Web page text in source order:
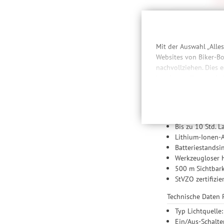
Mit der Auswahl
Websites von Biker-
nachvollziehen. Dies
bereitzustellen
der Einbindung von
Nutzung unserer
Einstellungen
Die Optik der LS
die schlanke und
Bis zu 10 Std.
Lithium-Ionen-
Werkzeugloser
500 m
StVZO
Technische Daten
Typ Lichtquelle:
Ein/Aus-